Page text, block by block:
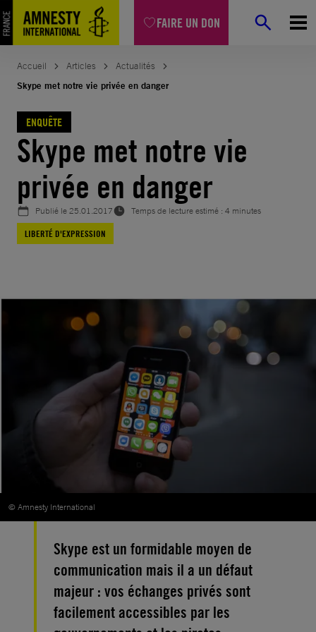
FAIRE UN DON
Aller
au
contenu
Accueil Articles
Actualités
Skype met notre vie privée en danger
ENQUÊTE
Skype met notre vie
privée en danger
Publié le25.01.2017
Temps de lecture estimé : 4 minutes
LIBERTÉ D'EXPRESSION
© Amnesty International
Skype est un formidable moyen de
communication mais il a un défaut
majeur : vos échanges privés sont
facilement accessibles par les